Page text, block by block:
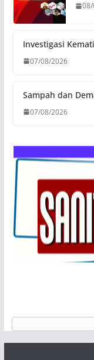
Investigasi
07/08/2026
Sampah dan
07/08/2026